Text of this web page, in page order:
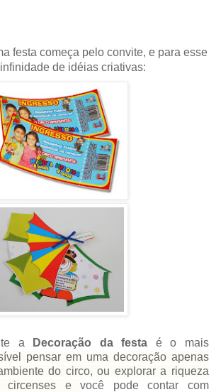
festa começa pelo convite, e para esse
de idéias criativas:
a Decoração da festa é o mais
pensar em uma decoração apenas
do circo, ou explorar a riqueza
circenses evocê pode contar com